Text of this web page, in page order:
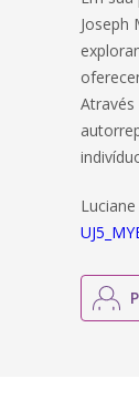
Joseph